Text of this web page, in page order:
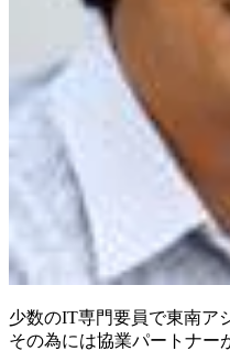
少数のIT専門要員で東南ア
その為には協業パートナー